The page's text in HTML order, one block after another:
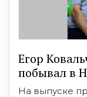
Егор
побывал в
На выпуске